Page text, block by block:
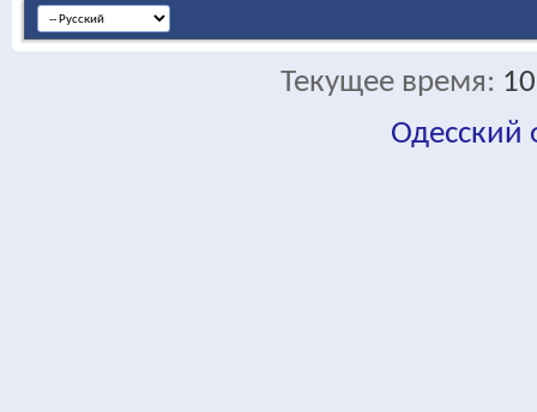
Текущее время:
Одесский